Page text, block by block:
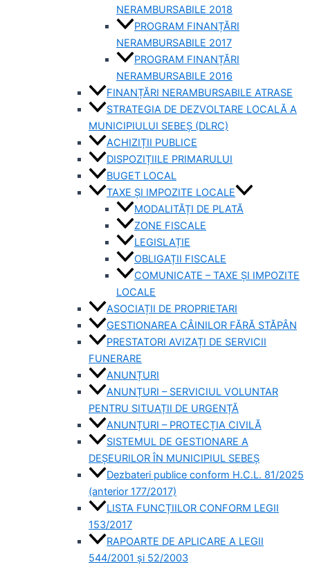
NERAMBURSABILE 2018
PROGRAM FINANȚĂRI
NERAMBURSABILE 2017
PROGRAM FINANȚĂRI
NERAMBURSABILE 2016
FINANȚĂRI NERAMBURSABILE ATRASE
STRATEGIA DE DEZVOLTARE LOCALĂ A
MUNICIPIULUI SEBEȘ (DLRC)
ACHIZIȚII PUBLICE
DISPOZIȚIILE PRIMARULUI
BUGET LOCAL
TAXE ȘI IMPOZITE LOCALE
MODALITĂȚI DE PLATĂ
ZONE FISCALE
LEGISLAȚIE
OBLIGAȚII FISCALE
COMUNICATE – TAXE ȘI IMPOZITE
LOCALE
ASOCIAȚII DE PROPRIETARI
GESTIONAREA CÂINILOR FĂRĂ STĂPÂN
PRESTATORI AVIZAȚI DE SERVICII
FUNERARE
ANUNȚURI
ANUNȚURI – SERVICIUL VOLUNTAR
PENTRU SITUAȚII DE URGENȚĂ
ANUNȚURI – PROTECȚIA CIVILĂ
SISTEMUL DE GESTIONARE A
DEȘEURILOR ÎN MUNICIPIUL SEBEȘ
Dezbateri publice conform H.C.L. 81/2025
(anterior 177/2017)
LISTA FUNCȚIILOR CONFORM LEGII
153/2017
RAPOARTE DE APLICARE A LEGII
544/2001 și 52/2003